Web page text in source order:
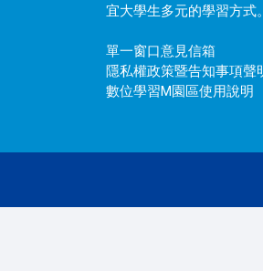
宜大學生多元的學習方式。
單一窗口意見信箱
隱私權政策暨告知事項聲
數位學習M園區使用說明